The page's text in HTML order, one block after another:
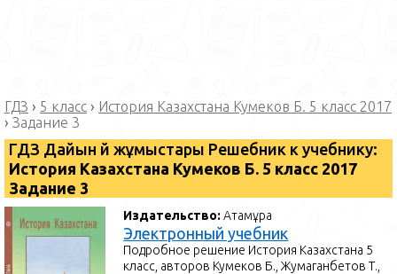
ГДЗ › 5 класс › История Казахстана Кумеков Б. 5 класс 2017
› Задание 3
ГДЗ Дайын үй жұмыстары Решебник к учебнику:
История Казахстана Кумеков Б. 5 класс 2017
Задание 3
Издательство:Атамұра
Электронный учебник
Подробное решение История Казахстана 5
класс, авторов Кумеков Б., Жумаганбетов Т.,